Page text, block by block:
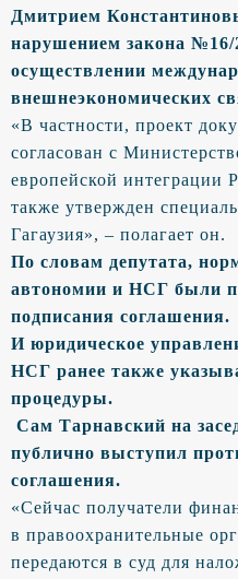
Дмитрием
нарушением закона №16/
осуществлении
внешнеэкономических
«В частности, проект
согласован с
европейской интеграции
также утвержден
Гагаузия», – полагает он.
По словам депутата,
автономии и НСГ были
подписания соглашения.
И юридическое
НСГ ранее также
процедуры.
Сам Тарнавский на
публично выступил
соглашения.
«Сейчас получатели
в правоохранительные
передаются в суд для